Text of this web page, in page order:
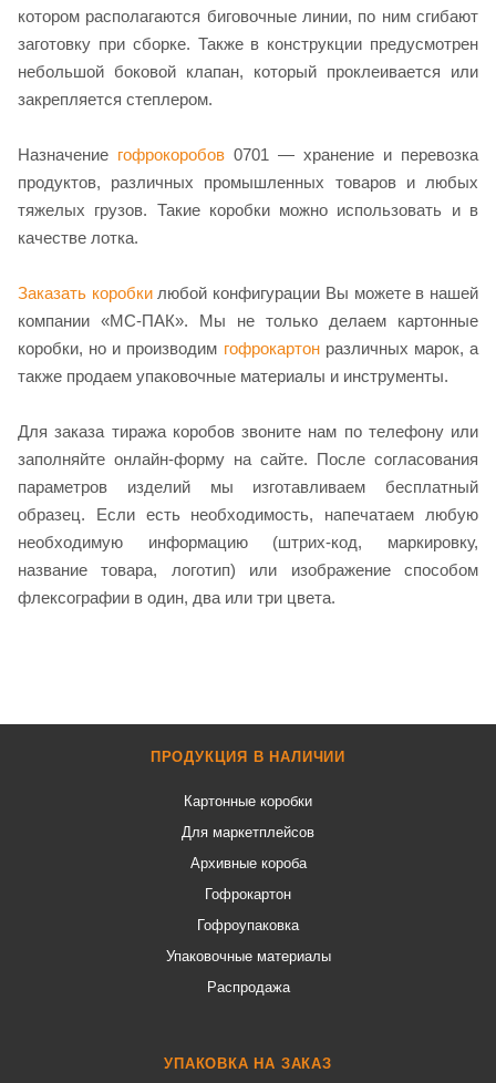
котором располагаются биговочные линии, по ним сгибают
заготовку при сборке. Также в конструкции предусмотрен
небольшой боковой клапан, который проклеивается или
закрепляется степлером.
Назначение гофрокоробов 0701 — хранение и перевозка
продуктов, различных промышленных товаров и любых
тяжелых грузов. Такие коробки можно использовать и в
качестве лотка.
Заказать коробкилюбой конфигурации Вы можете в нашей
компании «МС-ПАК». Мы не только делаем картонные
коробки, но и производим гофрокартонразличных марок, а
также продаем упаковочные материалы и инструменты.
Для заказа тиража коробов звоните нам по телефону или
заполняйте онлайн-форму на сайте. После согласования
параметров изделий мы изготавливаем бесплатный
образец. Если есть необходимость, напечатаем любую
необходимую информацию (штрих-код, маркировку,
название товара, логотип) или изображение способом
флексографии в один, два или три цвета.
ПРОДУКЦИЯ В НАЛИЧИИ
Картонные коробки
Для маркетплейсов
Архивные короба
Гофрокартон
Гофроупаковка
Упаковочные материалы
Распродажа
УПАКОВКА НА ЗАКАЗ